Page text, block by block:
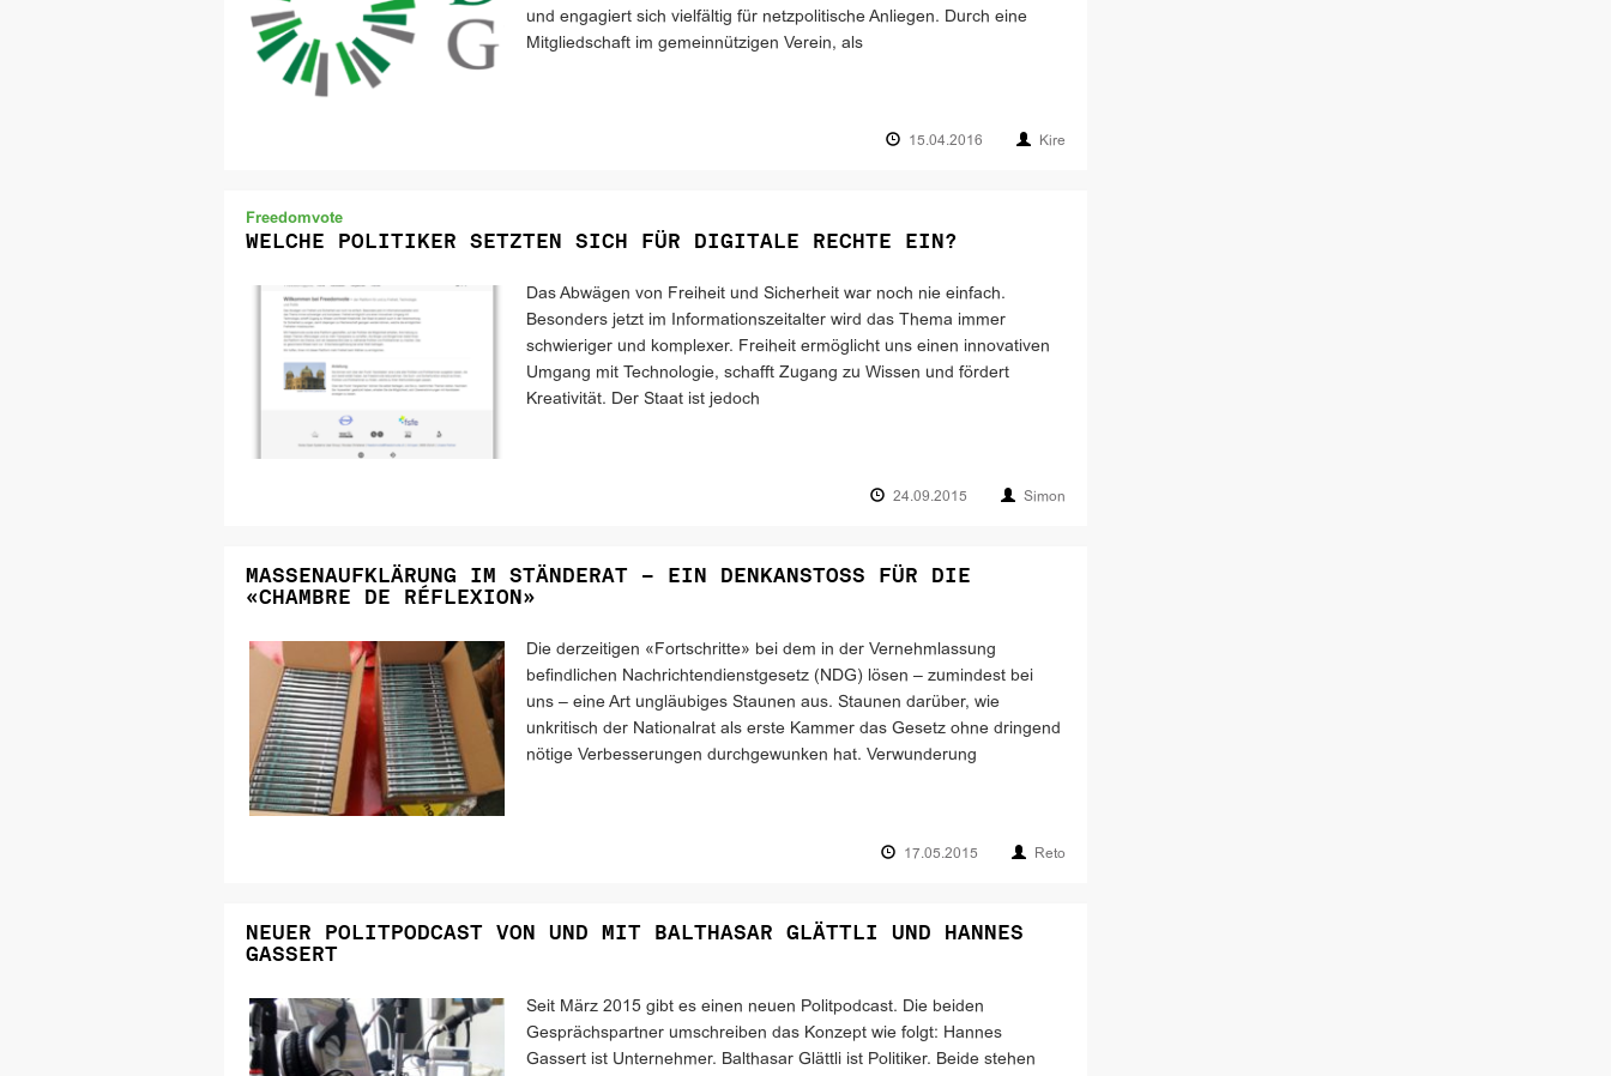
und engagiert sich vielfältig für netzpolitische Anliegen. Durch eine
Mitgliedschaft im gemeinnützigen Verein, als
15.04.2016 Kire
Freedomvote
WELCHE POLITIKER SETZTEN SICH FÜR DIGITALE RECHTE EIN?
Das Abwägen von Freiheit und Sicherheit war noch nie einfach.
Besonders jetzt im Informationszeitalter wird das Thema immer
schwieriger und komplexer. Freiheit ermöglicht uns einen innovativen
Umgang mit Technologie, schafft Zugang zu Wissen und fördert
Kreativität. Der Staat ist jedoch
24.09.2015 Simon
MASSENAUFKLÄRUNG IM STÄNDERAT – EIN DENKANSTOSS FÜR DIE
«CHAMBRE DE RÉFLEXION»
Die derzeitigen «Fortschritte» bei dem in der Vernehmlassung
befindlichen Nachrichtendienstgesetz (NDG) lösen – zumindest bei
uns – eine Art ungläubiges Staunen aus. Staunen darüber, wie
unkritisch der Nationalrat als erste Kammer das Gesetz ohne dringend
nötige Verbesserungen durchgewunken hat. Verwunderung
17.05.2015 Reto
NEUER POLITPODCAST VON UND MIT BALTHASAR GLÄTTLI UND HANNES
GASSERT
Seit März 2015 gibt es einen neuen Politpodcast. Die beiden
Gesprächspartner umschreiben das Konzept wie folgt: Hannes
Gassert ist Unternehmer. Balthasar Glättli ist Politiker. Beide stehen